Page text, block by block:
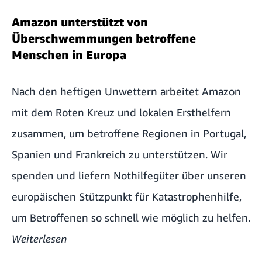
Amazon unterstützt von
Überschwemmungen betroffene
Menschen in Europa
Nach den heftigen Unwettern arbeitet Amazon
mit dem Roten Kreuz und lokalen Ersthelfern
zusammen, um betroffene Regionen in Portugal,
Spanien und Frankreich zu unterstützen. Wir
spenden und liefern Nothilfegüter über unseren
europäischen Stützpunkt für Katastrophenhilfe,
um Betroffenen so schnell wie möglich zu helfen.
Weiterlesen